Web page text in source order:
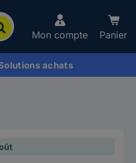
Mon compte Panier
achats